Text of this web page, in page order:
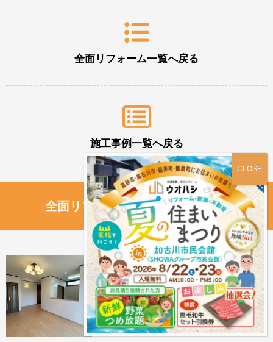
全面リフォーム一覧へ戻る
施工事例一覧へ戻る
全面リフォーム の記事をもっと見る
家事をしながら子どもを見守れるLDKへ。
中古住宅リフォーム｜高砂市M様邸